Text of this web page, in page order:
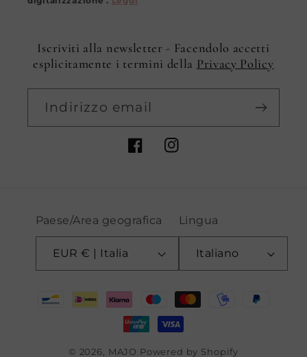
Iscriviti alla newsletter - Facendolo accetti
esplicitamente i termini della Privacy Policy
Indirizzo email
FacebookInstagram
Paese/Area geografica
EUR € | Italia
Lingua
Italiano
Metodi
© 2026, MAJO Powered by Shopify